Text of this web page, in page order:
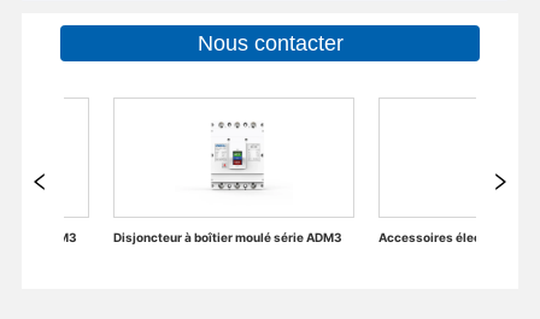
Nous contacter
moulé série ADM3 Accessoires électriques du disjoncteur miniature